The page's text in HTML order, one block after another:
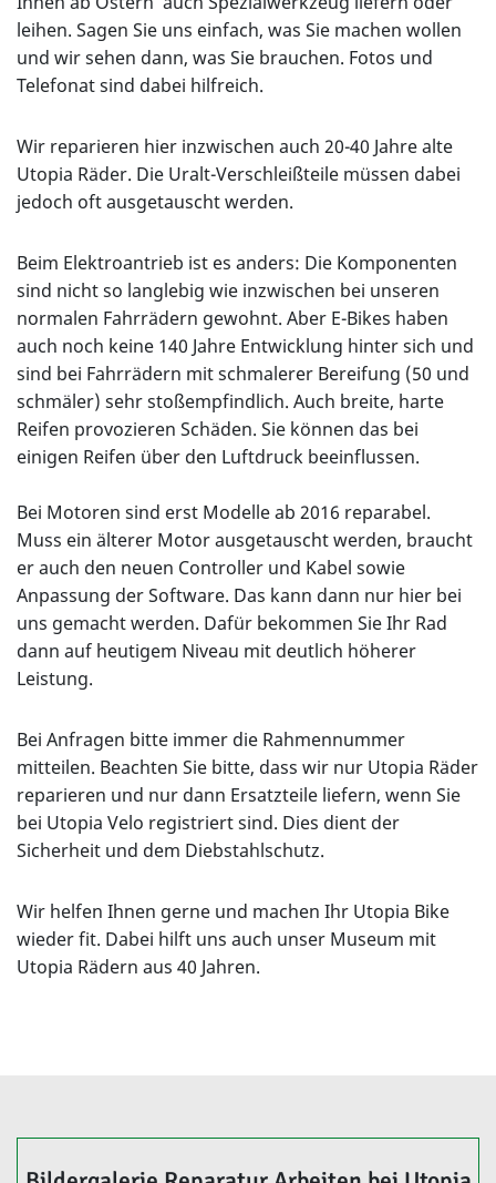
leihen. Sagen Sie uns einfach, was Sie machen wollen
und wir sehen dann, was Sie brauchen. Fotos und
Telefonat sind dabei hilfreich.
Wir reparieren hier inzwischen auch 20-40 Jahre alte
Utopia Räder. Die Uralt-Verschleißteile müssen dabei
jedoch oft ausgetauscht werden.
Beim Elektroantrieb ist es anders: Die Komponenten
sind nicht so langlebig wie inzwischen bei unseren
normalen Fahrrädern gewohnt. Aber E-Bikes haben
auch noch keine 140 Jahre Entwicklung hinter sich und
sind bei Fahrrädern mit schmalerer Bereifung (50 und
schmäler) sehr stoßempfindlich. Auch breite, harte
Reifen provozieren Schäden. Sie können das bei
einigen Reifen über den Luftdruck beeinflussen.
Bei Motoren sind erst Modelle ab 2016 reparabel.
Muss ein älterer Motor ausgetauscht werden, braucht
er auch den neuen Controller und Kabel sowie
Anpassung der Software. Das kann dann nur hier bei
uns gemacht werden. Dafür bekommen Sie Ihr Rad
dann auf heutigem Niveau mit deutlich höherer
Leistung.
Bei Anfragen bitte immer die Rahmennummer
mitteilen. Beachten Sie bitte, dass wir nur Utopia Räder
reparieren und nur dann Ersatzteile liefern, wenn Sie
bei Utopia Velo registriert sind. Dies dient der
Sicherheit und dem Diebstahlschutz.
Wir helfen Ihnen gerne und machen Ihr Utopia Bike
wieder fit. Dabei hilft uns auch unser Museum mit
Utopia Rädern aus 40 Jahren.